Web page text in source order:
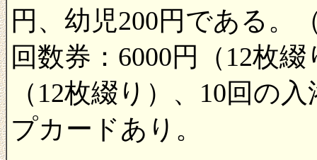
円、幼児200円である。
回数券：6000円（12枚
（12枚綴り）、10回の
プカードあり。